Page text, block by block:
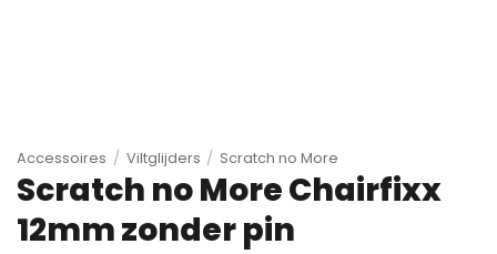
Accessoires / Viltglijders / Scratch no More
Scratch no More Chairfixx
12mm zonder pin